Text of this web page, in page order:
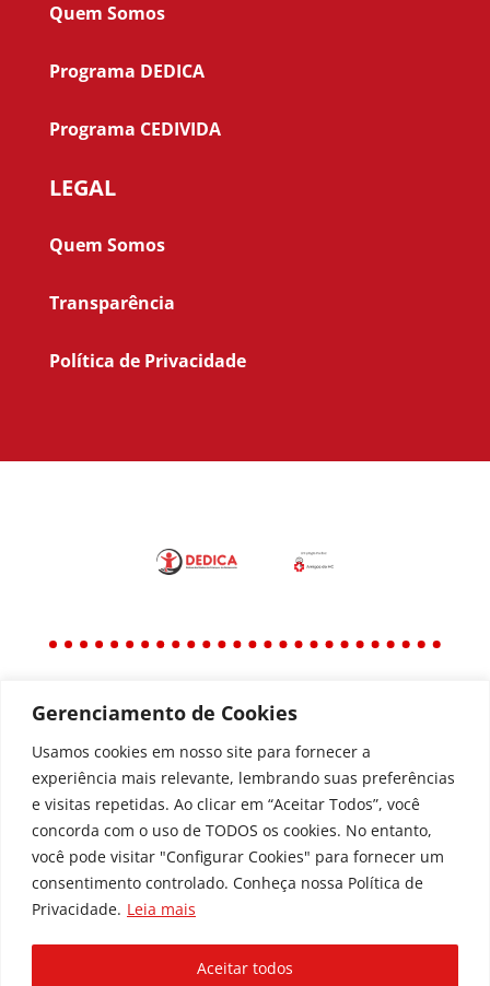
Gerenciamento de Cookies
Usamos cookies em nosso site para fornecer a
experiência mais relevante, lembrando suas preferências
e visitas repetidas. Ao clicar em “Aceitar Todos”, você
concorda com o uso de TODOS os cookies. No entanto,
você pode visitar "Configurar Cookies" para fornecer um
consentimento controlado. Conheça nossa Política de
Privacidade. Leia mais
Aceitar todos
Quem Somos
Programa DEDICA
Programa CEDIVIDA
LEGAL
Quem Somos
Transparência
Política de Privacidade
Política
Política de Privacidade
Política de Acessibilidade
Todos os Direitos Reservados © | Associação dos
Amigos do Hospital de Clínicas ®
Av. Agostinho Leão Jr, 336 – Alto da Glória, 80030-
110, Curitiba / PR